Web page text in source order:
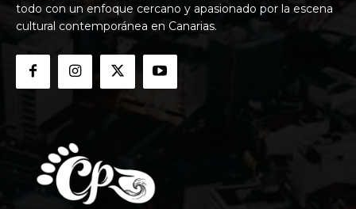
todo con un enfoque cercano y apasionado por la escena
cultural contemporánea en Canarias.